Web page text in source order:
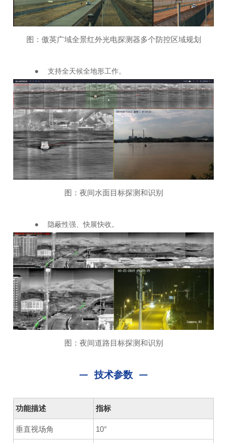
图：傲英广域全景红外光电探测器多个防控区域规划
● 支持全天候全地形工作。
图：夜间水面目标探测和识别
● 隐蔽性强、快展快收。
图：夜间道路目标探测和识别
技术参数
功能描述 指标
垂直视场角 10°